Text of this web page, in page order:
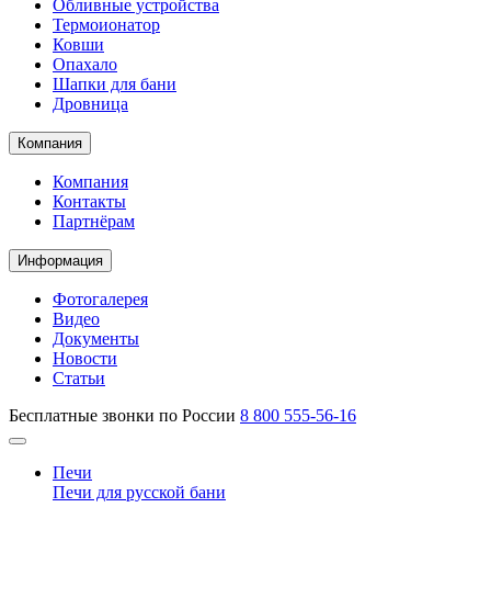
Обливные устройства
Термоионатор
Ковши
Опахало
Шапки для бани
Дровница
Компания
Компания
Контакты
Партнёрам
Информация
Фотогалерея
Видео
Документы
Новости
Статьи
Бесплатные звонки по России 8 800 555-56-16
Печи
Печи для русской бани